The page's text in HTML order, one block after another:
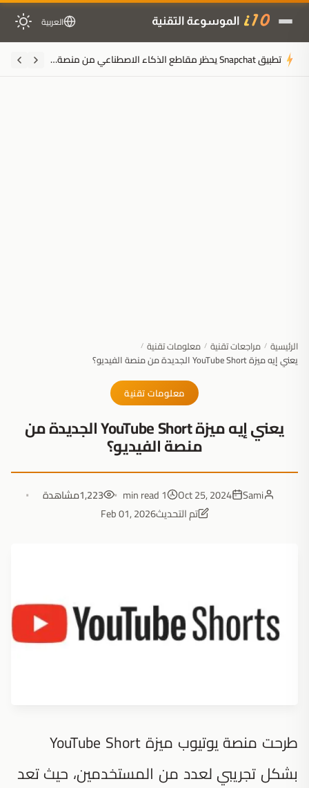
العربية
ملخَّص المقال تطبيق Snapchat يحظر مقاطع الذكاء الاصطناعي من منصة الأضواء لمواجهة قلق جيل زد
الرئيسية / مراجعات تقنية / معلومات تقنية /
يعني إيه ميزة YouTube Short الجديدة من منصة الفيديو؟
معلومات تقنية
يعني إيه ميزة YouTube Short الجديدة من
منصة الفيديو؟
Sami
Oct 25, 2024
1 min read
1,223مشاهدة
تم التحديثFeb 01, 2026
طرحت منصة يوتيوب ميزة YouTube Short
بشكل تجريبي لعدد من المستخدمين، حيث تعد